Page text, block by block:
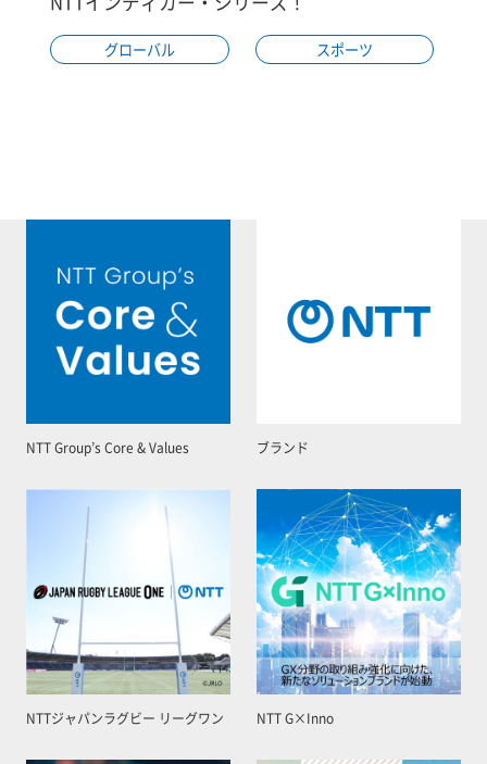
グローバル スポーツ
NTT Group’s Core & Values ブランド
NTTジャパンラグビー リーグワン NTT G×Inno